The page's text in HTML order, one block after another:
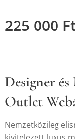
225 000 Ft
Designer
Outlet
Nemzetközileg